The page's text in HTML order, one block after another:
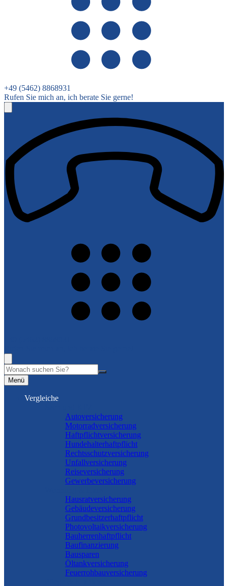
+49 (5462) 8868931
Rufen Sie mich an, ich berate Sie gerne!
Suche
Menü
Vergleiche
Autoversicherung
Motorradversicherung
Haftpflichtversicherung
Hundehalterhaftpflicht
Rechtsschutzversicherung
Unfallversicherung
Reiseversicherung
Gewerbeversicherung
Hausratversicherung
Gebäudeversicherung
Grundbesitzerhaftpflicht
Photovoltaikversicherung
Bauherrenhaftpflicht
Baufinanzierung
Bausparen
Öltankversicherung
Feuerrohbauversicherung